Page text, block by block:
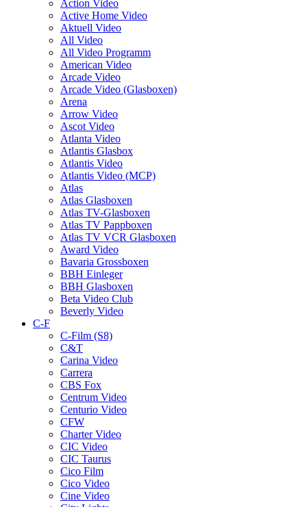
Action Video
Active Home Video
Aktuell Video
All Video
All Video Programm
American Video
Arcade Video
Arcade Video (Glasboxen)
Arena
Arrow Video
Ascot Video
Atlanta Video
Atlantis Glasbox
Atlantis Video
Atlantis Video (MCP)
Atlas
Atlas Glasboxen
Atlas TV-Glasboxen
Atlas TV Pappboxen
Atlas TV VCR Glasboxen
Award Video
Bavaria Grossboxen
BBH Einleger
BBH Glasboxen
Beta Video Club
Beverly Video
C-F
C-Film (S8)
C&T
Carina Video
Carrera
CBS Fox
Centrum Video
Centurio Video
CFW
Charter Video
CIC Video
CIC Taurus
Cico Film
Cico Video
Cine Video